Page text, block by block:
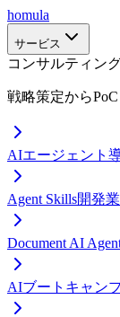
homula
サービス
コンサルティン
戦略策定から
AIエージェント
Agent Skills開発
Document AI
AIブートキャン